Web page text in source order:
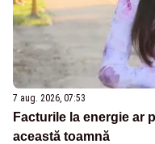
7 aug. 2026, 07:53
Facturile la energie ar
această toamnă